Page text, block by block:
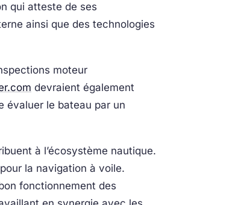
qui atteste de ses
ainsi que des technologies
moteur
devraient également
évaluer le bateau par un
à l’écosystème nautique.
la navigation à voile.
fonctionnement des